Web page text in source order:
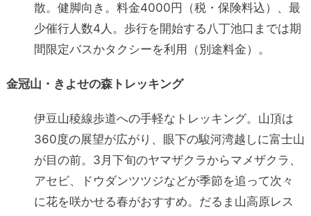
散。健脚向き。料金4000円（税・保険料込）、最
少催行人数4人。歩行を開始する八丁池口までは期
間限定バスかタクシーを利用（別途料金）。
金冠山・きよせの森トレッキング
伊豆山稜線歩道への手軽なトレッキング。山頂は
360度の展望が広がり、眼下の駿河湾越しに富士山
が目の前。3月下旬のヤマザクラからマメザクラ、
アセビ、ドウダンツツジなどが季節を追って次々
に花を咲かせる春がおすすめ。だるま山高原レス